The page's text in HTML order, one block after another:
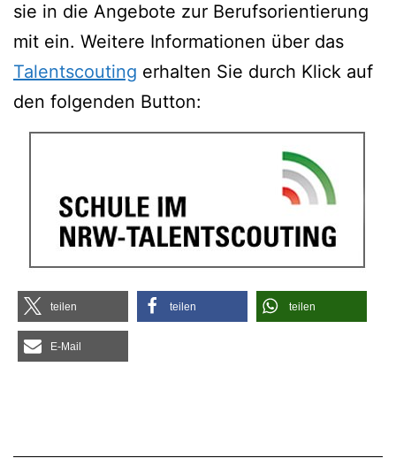
sie in die Ange­bo­te zur Berufs­ori­en­tie­rung
mit ein. Wei­te­re Infor­ma­tio­nen über das
Talent­scou­ting erhal­ten Sie durch Klick auf
den fol­gen­den Button:
tei­len tei­len tei­len
E‑Mail